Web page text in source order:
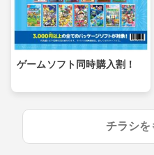
ゲームソフト同時購入割！
チラシを